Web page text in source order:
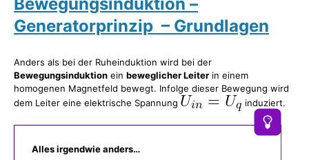
Generatorprinzip – Grundlagen
Anders als bei der Ruheinduktion wird bei der
Bewegungsinduktion ein beweglicher Leiter in einem
homogenen Magnetfeld bewegt. Infolge dieser Bewegung wird
dem Leiter eine elektrische Spannung
induziert.
Alles irgendwie anders…